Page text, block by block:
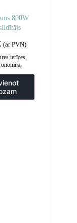
800W
(ar PVN)
ierīces